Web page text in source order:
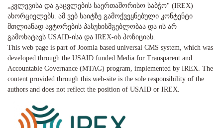
„კვლევისა და გაცვლების საერთაშორისო საბჭო" (IREX)
ახორციელებს. ამ ვებ საიტზე გამოქვეყნებული კონტენტი
მთლიანად ავტორების პასუხისმგებლობაა და ის არ
გამოხატავს USAID-ისა და IREX-ის პოზიციას.
This web page is part of Joomla based universal CMS system, which was
developed through the USAID funded Media for Transparent and
Accountable Governance (MTAG) program, implemented by IREX. The
content provided through this web-site is the sole responsibility of the
authors and does not reflect the position of USAID or IREX.